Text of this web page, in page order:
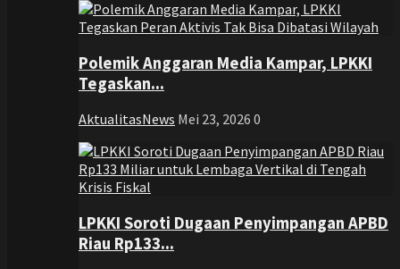
Polemik Anggaran Media Kampar, LPKKI
Tegaskan...
AktualitasNews Mei 23, 2026 0
LPKKI Soroti Dugaan Penyimpangan APBD
Riau Rp133...